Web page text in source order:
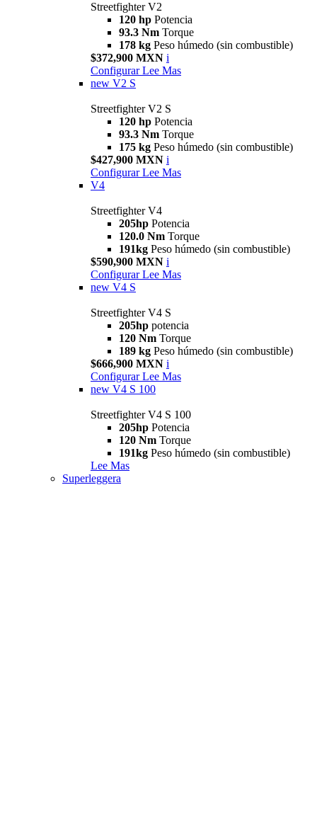
Streetfighter V2
120 hp Potencia
93.3 Nm Torque
178 kg Peso húmedo (sin combustible)
$372,900 MXN i
Configurar Lee Mas
new V2 S
Streetfighter V2 S
120 hp Potencia
93.3 Nm Torque
175 kg Peso húmedo (sin combustible)
$427,900 MXN i
Configurar Lee Mas
V4
Streetfighter V4
205hp Potencia
120.0 Nm Torque
191kg Peso húmedo (sin combustible)
$590,900 MXN i
Configurar Lee Mas
new V4 S
Streetfighter V4 S
205hp potencia
120 Nm Torque
189 kg Peso húmedo (sin combustible)
$666,900 MXN i
Configurar Lee Mas
new V4 S 100
Streetfighter V4 S 100
205hp Potencia
120 Nm Torque
191kg Peso húmedo (sin combustible)
Lee Mas
Superleggera